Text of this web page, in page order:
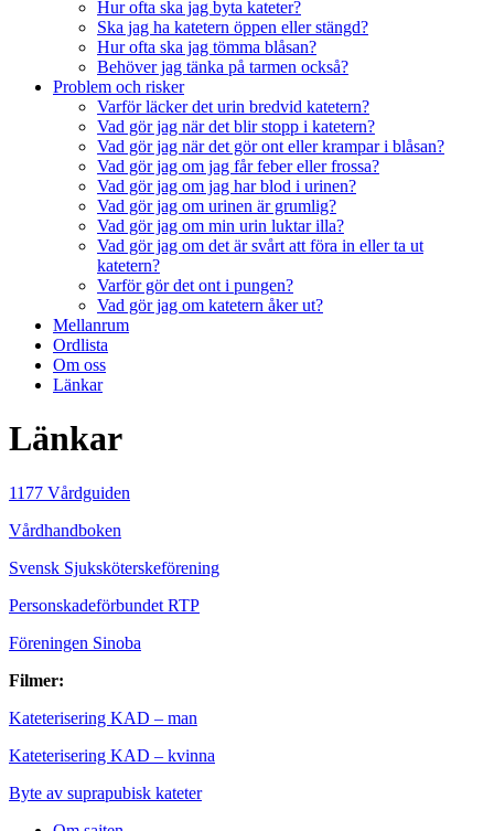
Hur ofta ska jag byta kateter?
Ska jag ha katetern öppen eller stängd?
Hur ofta ska jag tömma blåsan?
Behöver jag tänka på tarmen också?
Problem och risker
Varför läcker det urin bredvid katetern?
Vad gör jag när det blir stopp i katetern?
Vad gör jag när det gör ont eller krampar i blåsan?
Vad gör jag om jag får feber eller frossa?
Vad gör jag om jag har blod i urinen?
Vad gör jag om urinen är grumlig?
Vad gör jag om min urin luktar illa?
Vad gör jag om det är svårt att föra in eller ta ut
katetern?
Varför gör det ont i pungen?
Vad gör jag om katetern åker ut?
Mellanrum
Ordlista
Om oss
Länkar
Länkar
1177 Vårdguiden
Vårdhandboken
Svensk Sjuksköterskeförening
Personskadeförbundet RTP
Föreningen Sinoba
Filmer:
Kateterisering KAD – man
Kateterisering KAD – kvinna
Byte av suprapubisk kateter